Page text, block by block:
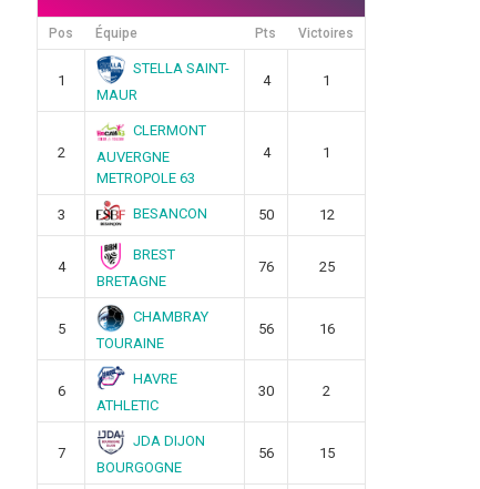
Pos Équipe Pts Victoires
1
STELLA SAINT-
MAUR
4 1
2
CLERMONT
AUVERGNE
METROPOLE 63
4 1
3 BESANCON 50 12
4
BREST
BRETAGNE
76 25
5
CHAMBRAY
TOURAINE
56 16
6
HAVRE
ATHLETIC
30 2
7
JDA DIJON
BOURGOGNE
56 15